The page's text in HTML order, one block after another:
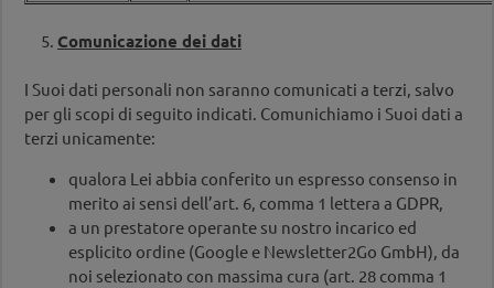
5. Comunicazione dei dati
I Suoi dati personali non saranno comunicati a terzi, salvo
per gli scopi di seguito indicati. Comunichiamo i Suoi dati a
terzi unicamente:
qualora Lei abbia conferito un espresso consenso in
merito ai sensi dell’art. 6, comma 1 lettera a GDPR,
a un prestatore operante su nostro incarico ed
esplicito ordine (Google e Newsletter2Go GmbH), da
noi selezionato con massima cura (art. 28 comma 1